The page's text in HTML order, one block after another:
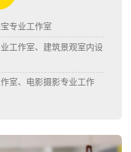
专业工作室
工作室、建筑景观室内设
室、电影摄影专业工作